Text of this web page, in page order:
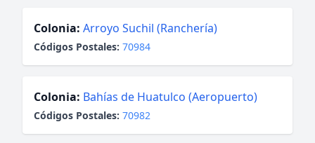
Colonia: Arroyo Suchil (Ranchería)
Códigos Postales: 70984
Colonia: Bahías de Huatulco (Aeropuerto)
Códigos Postales: 70982